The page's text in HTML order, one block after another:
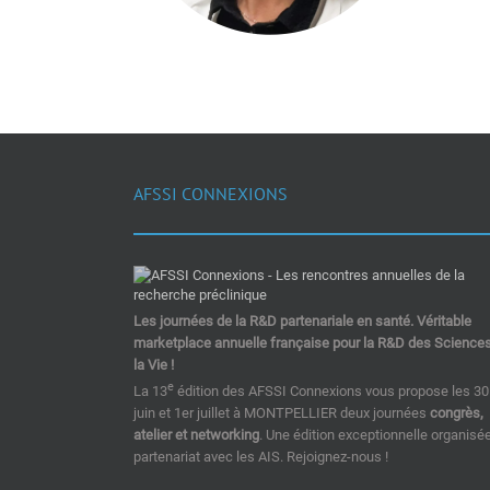
AFSSI CONNEXIONS
Les journées de la R&D partenariale en santé. Véritable
marketplace annuelle française pour la R&D des
la Vie !
La 13e édition des AFSSI Connexions vous propose les 30
juin et 1er juillet à MONTPELLIER deux journées congrès,
atelier et networking. Une édition exceptionnelle
partenariat avec les AIS. Rejoignez-nous !